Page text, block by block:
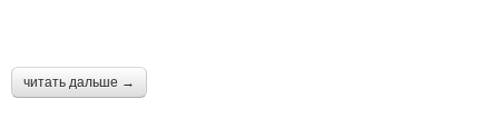
читать дальше →